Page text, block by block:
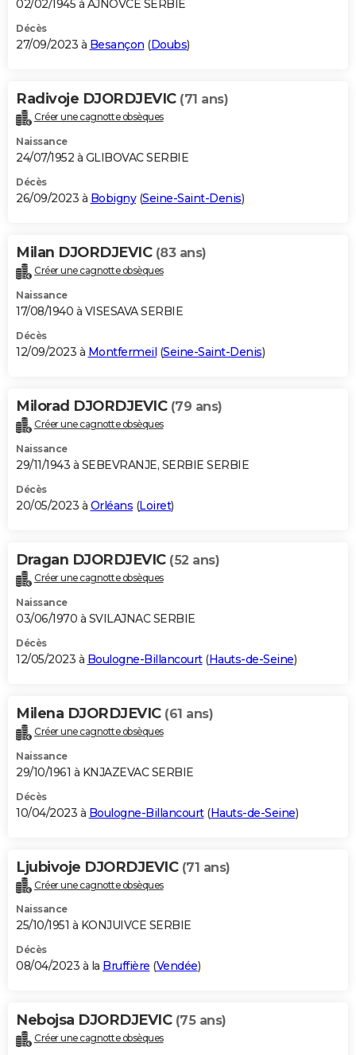
02/02/1945 à AJNOVCE SERBIE
Décès
27/09/2023 à Besançon (Doubs)
Radivoje DJORDJEVIC (71 ans)
Créer une cagnotte obsèques
Naissance
24/07/1952 à GLIBOVAC SERBIE
Décès
26/09/2023 à Bobigny(Seine-Saint-Denis)
Milan DJORDJEVIC (83 ans)
Créer une cagnotte obsèques
Naissance
17/08/1940 à VISESAVA SERBIE
Décès
12/09/2023 à Montfermeil (Seine-Saint-Denis)
Milorad DJORDJEVIC (79 ans)
Créer une cagnotte obsèques
Naissance
29/11/1943 à SEBEVRANJE, SERBIE SERBIE
Décès
20/05/2023 à Orléans (Loiret)
Dragan DJORDJEVIC (52 ans)
Créer une cagnotte obsèques
Naissance
03/06/1970 à SVILAJNAC SERBIE
Décès
12/05/2023 à Boulogne-Billancourt(Hauts-de-Seine)
Milena DJORDJEVIC (61 ans)
Créer une cagnotte obsèques
Naissance
29/10/1961 à KNJAZEVAC SERBIE
Décès
10/04/2023 à Boulogne-Billancourt(Hauts-de-Seine)
Ljubivoje DJORDJEVIC (71 ans)
Créer une cagnotte obsèques
Naissance
25/10/1951 à KONJUIVCE SERBIE
Décès
08/04/2023 à la Bruffière (Vendée)
Nebojsa DJORDJEVIC (75 ans)
Créer une cagnotte obsèques